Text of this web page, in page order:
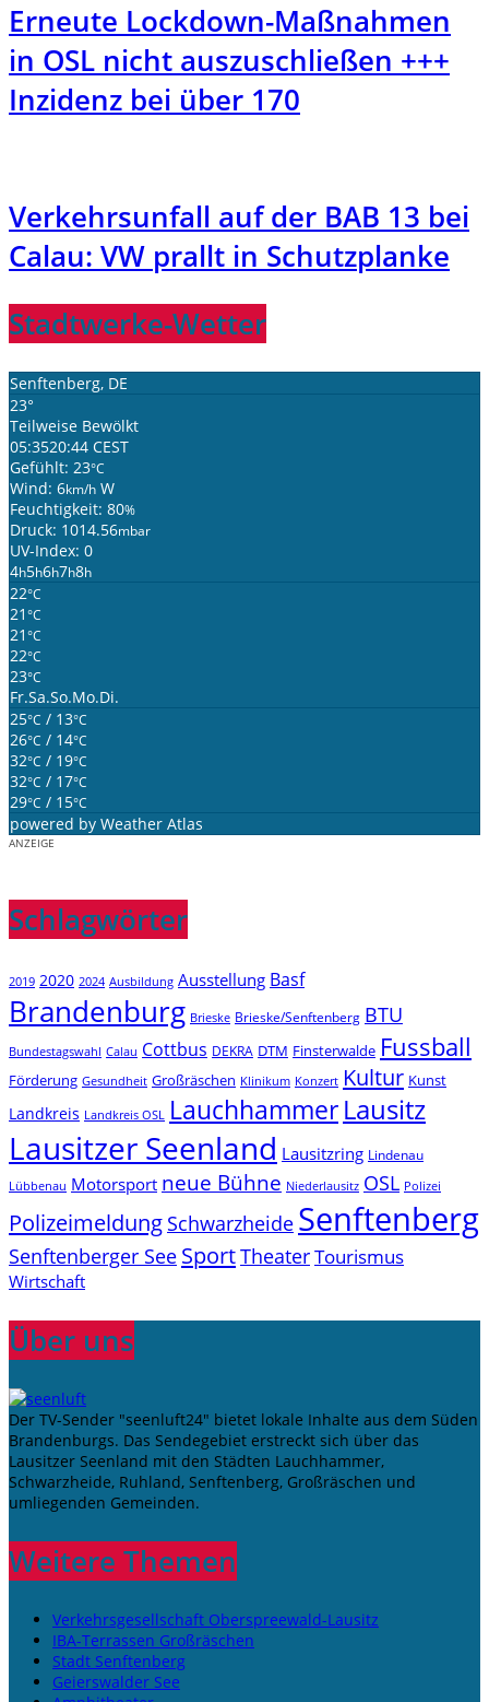
Erneute Lockdown-Maßnahmen
in OSL nicht auszuschließen +++
Inzidenz bei über 170
Verkehrsunfall auf der BAB 13 bei
Calau: VW prallt in Schutzplanke
Stadtwerke-Wetter
Senftenberg, DE
23°
Teilweise Bewölkt
05:3520:44 CEST
Gefühlt: 23°C
Wind: 6km/h W
Feuchtigkeit: 80%
Druck: 1014.56mbar
UV-Index: 0
4h5h6h7h8h
22°C
21 °C
21 °C
22°C
23°C
Fr.Sa.So.Mo.Di.
25°C / 13°C
26°C / 14°C
32°C / 19°C
32°C / 17°C
29°C / 15°C
powered by Weather Atlas
ANZEIGE
Schlagwörter
2019 2020 2024 Ausbildung Ausstellung Basf
Brandenburg Brieske Brieske/Senftenberg BTU
Bundestagswahl Calau Cottbus DEKRA DTM Finsterwalde Fussball
Förderung Gesundheit Großräschen Klinikum Konzert Kultur Kunst
Landkreis Landkreis OSL LauchhammerLausitz
Lausitzer Seenland Lausitzring Lindenau
Lübbenau Motorsport neue Bühne Niederlausitz OSL Polizei
Polizeimeldung Schwarzheide Senftenberg
Senftenberger See SportTheaterTourismus
Wirtschaft
Über uns
Der TV-Sender "seenluft24" bietet lokale Inhalte aus dem Süden
Brandenburgs. Das Sendegebiet erstreckt sich über das
Lausitzer Seenland mit den Städten Lauchhammer,
Schwarzheide, Ruhland, Senftenberg, Großräschen und
umliegenden Gemeinden.
Weitere Themen
Verkehrsgesellschaft Oberspreewald-Lausitz
IBA-Terrassen Großräschen
Stadt Senftenberg
Geierswalder See